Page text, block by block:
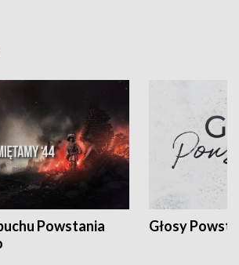
Powstania
Głosy